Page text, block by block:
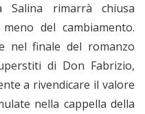
rimarrà chiusa
del cambiamento.
nel finale del romanzo
di Don Fabrizio,
a rivendicare il valore
nella cappella della